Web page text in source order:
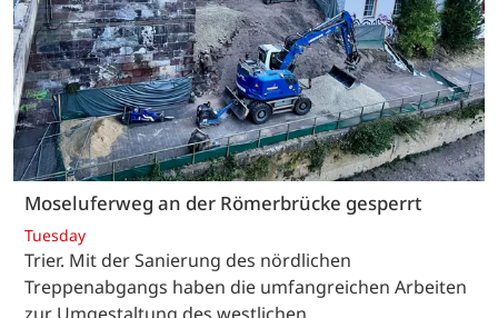
Moseluferweg an der Römerbrücke gesperrt
Tuesday
Trier. Mit der Sanierung des nördlichen
Treppenabgangs haben die umfangreichen Arbeiten